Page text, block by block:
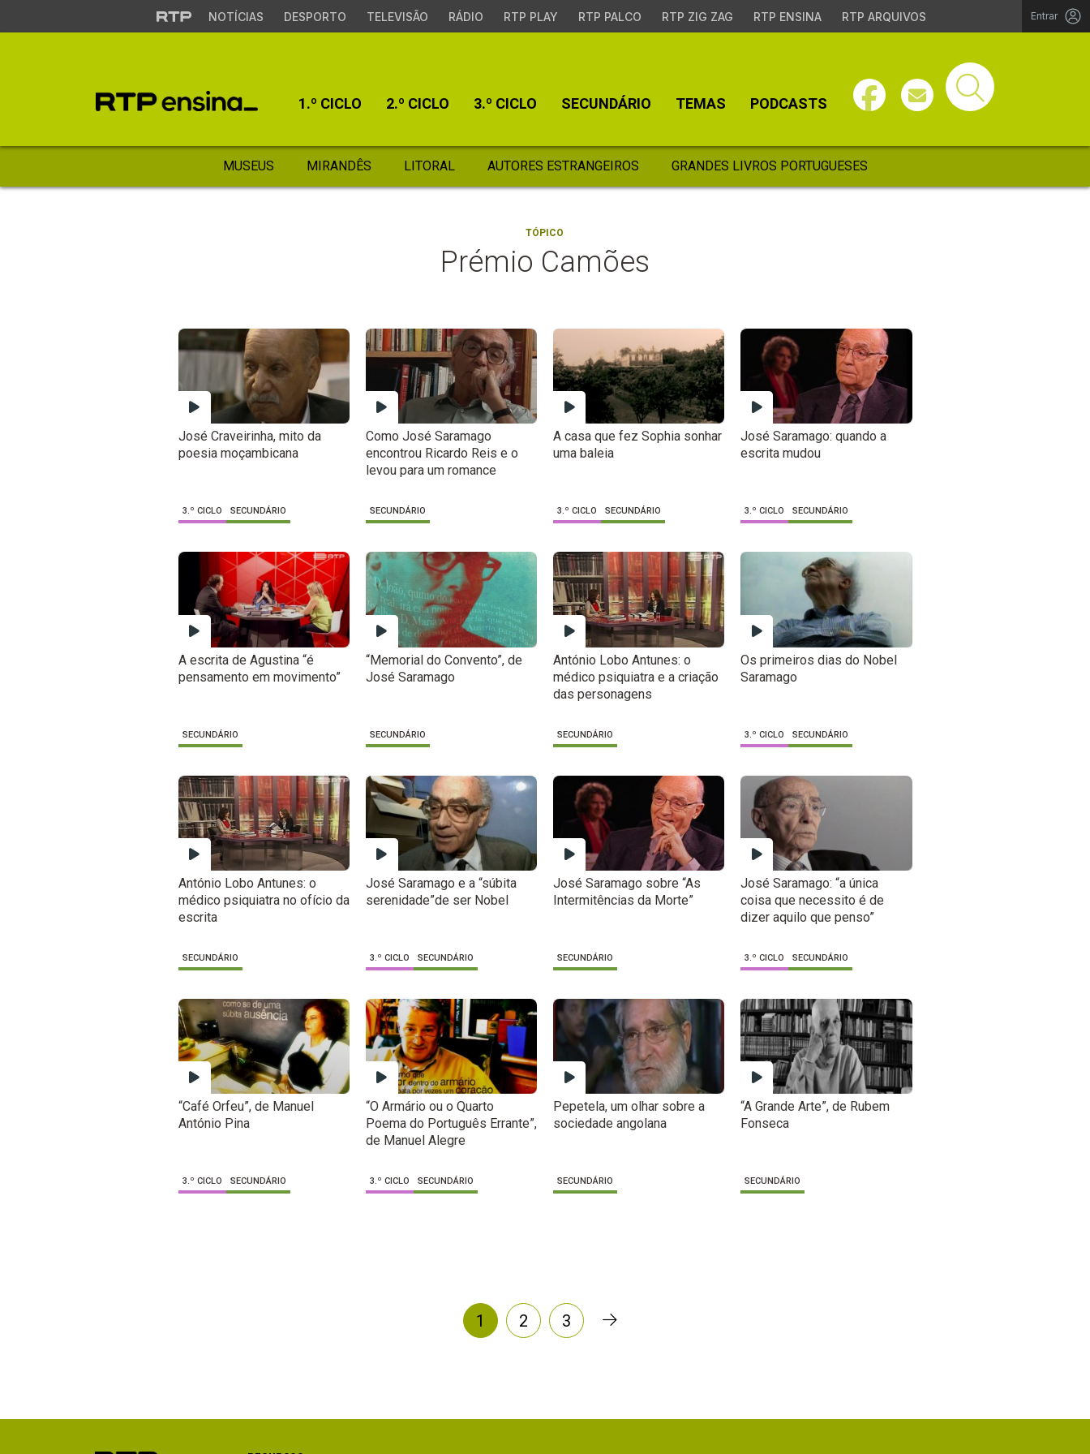
NOTÍCIAS DESPORTO TELEVISÃO RÁDIO RTP PLAY RTP PALCO RTP ZIG ZAG RTP ENSINA RTP ARQUIVOS Entrar
1.º CICLO 2.º CICLO 3.º CICLO SECUNDÁRIO TEMAS PODCASTS
MUSEUS MIRANDÊS LITORAL AUTORES ESTRANGEIROS GRANDES LIVROS PORTUGUESES
TÓPICO
Prémio Camões
José Craveirinha, mito da
poesia moçambicana
3.º CICLO SECUNDÁRIO
Como José Saramago
encontrou Ricardo Reis e o
levou para um romance
SECUNDÁRIO
A casa que fez Sophia sonhar
uma baleia
3.º CICLO SECUNDÁRIO
José Saramago: quando a
escrita mudou
3.º CICLO SECUNDÁRIO
A escrita de Agustina “é
pensamento em movimento”
SECUNDÁRIO
“Memorial do Convento”, de
José Saramago
SECUNDÁRIO
António Lobo Antunes: o
médico psiquiatra e a criação
das personagens
SECUNDÁRIO
Os primeiros dias do Nobel
Saramago
3.º CICLO SECUNDÁRIO
António Lobo Antunes: o
médico psiquiatra no ofício da
escrita
SECUNDÁRIO
José Saramago e a “súbita
serenidade”de ser Nobel
3.º CICLO SECUNDÁRIO
José Saramago sobre “As
Intermitências da Morte”
SECUNDÁRIO
José Saramago: “a única
coisa que necessito é de
dizer aquilo que penso”
3.º CICLO SECUNDÁRIO
“Café Orfeu”, de Manuel
António Pina
3.º CICLO SECUNDÁRIO
“O Armário ou o Quarto
Poema do Português Errante”,
de Manuel Alegre
3.º CICLO SECUNDÁRIO
Pepetela, um olhar sobre a
sociedade angolana
SECUNDÁRIO
“A Grande Arte”, de Rubem
Fonseca
SECUNDÁRIO
1 2 3